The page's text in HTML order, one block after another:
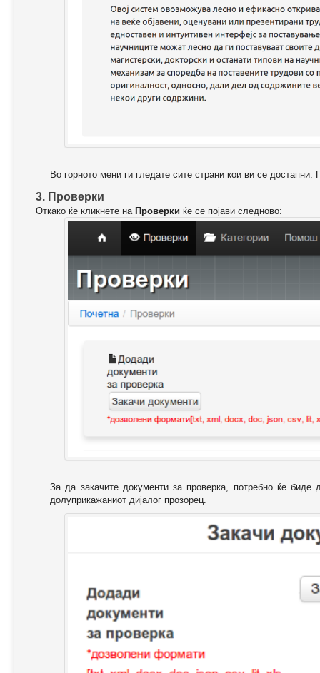
Во горното мени ги гледате сите страни кои ви се
3. Проверки
Откако ќе кликнете на Проверки ќе се појави следново:
За да закачите документи за проверка, потребно ќе биде
долуприкажаниот дијалог прозорец.